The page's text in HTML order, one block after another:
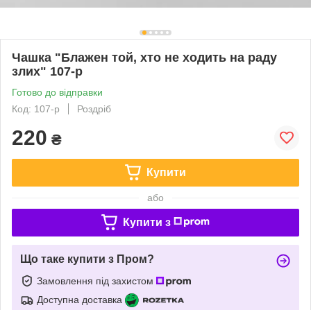
Чашка "Блажен той, хто не ходить на раду
злих" 107-р
Готово до відправки
Код: 107-р
Роздріб
220 ₴
Купити
або
Купити з
Що таке купити з Пром?
Замовлення під захистом
Доступна доставка